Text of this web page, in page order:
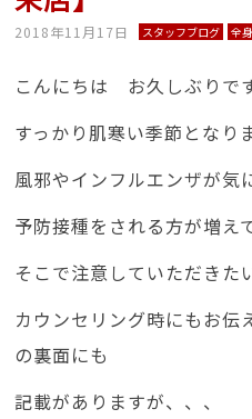
2018年11月17日 スタッフブログ 全
こんにちは お久しぶりで
すっかり肌寒い季節となり
風邪やインフルエンザが気
予防接種をされる方が増え
そこで注意していただきた
カウンセリング時にもお伝
の裏面にも
記載がありますが、、、